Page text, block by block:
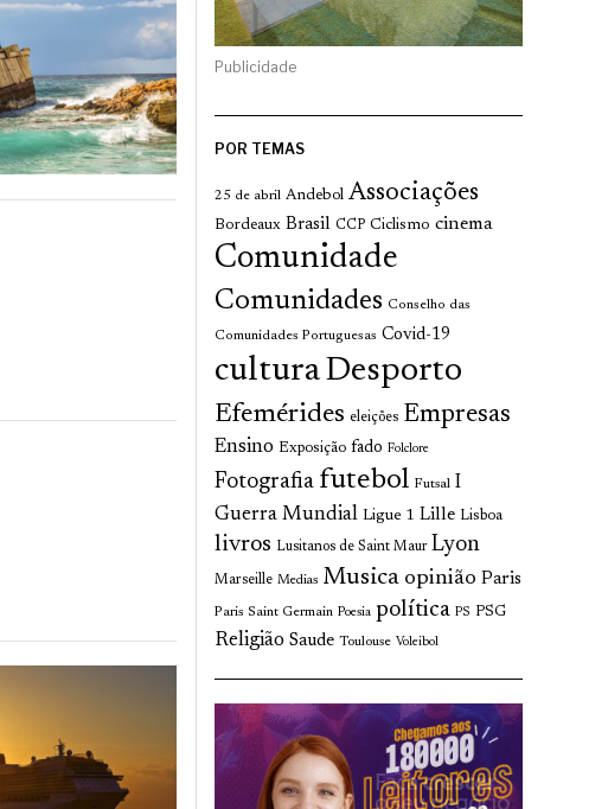
Publicidade
POR TEMAS
25 de abril Andebol Associações
Bordeaux Brasil CCP Ciclismo cinema
Comunidade
Comunidades Conselho das
Comunidades Portuguesas Covid-19
culturaDesporto
Efemérides eleições Empresas
Ensino Exposição fado Folclore
Fotografia futebol Futsal I
Guerra Mundial Ligue 1 Lille Lisboa
livros Lusitanos de Saint Maur Lyon
Marseille Medias Musica opinião Paris
Paris Saint Germain Poesia política PS PSG
Religião Saude Toulouse Voleibol